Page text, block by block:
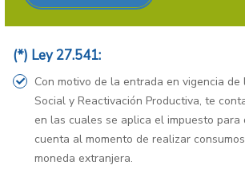
(*) Ley 27.541:
Con motivo de la entrada en vigencia de
Social y Reactivación Productiva, te
en las cuales se aplica el impuesto para
cuenta al momento de realizar
moneda extranjera.